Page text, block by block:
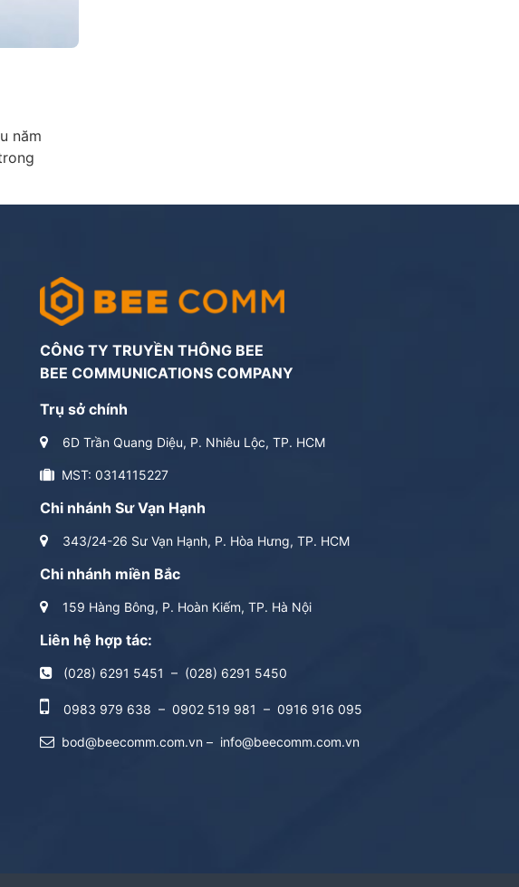
năm
CÔNG TY TRUYỀN THÔNG BEE
BEE COMMUNICATIONS COMPANY
Trụ sở chính
6D Trần Quang Diệu, P. Nhiêu Lộc, TP. HCM
MST: 0314115227
Chi nhánh Sư Vạn Hạnh
343/24-26 Sư Vạn Hạnh, P. Hòa Hưng, TP. HCM
Chi nhánh miền Bắc
159 Hàng Bông, P. Hoàn Kiếm, TP. Hà Nội
Liên hệ hợp tác:
(028) 6291 5451 – (028) 6291 5450
0983 979 638 – 0902 519 981 – 0916 916 095
bod@beecomm.com.vn– info@beecomm.com.vn